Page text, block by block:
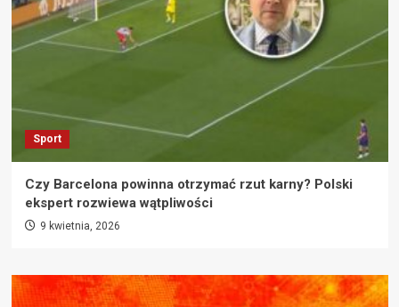
Sport
Czy Barcelona powinna otrzymać rzut karny? Polski
ekspert rozwiewa wątpliwości
9 kwietnia, 2026